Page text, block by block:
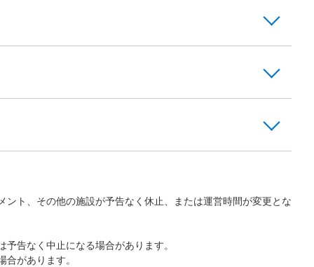
ト、その他の施設が予告なく休止、または運営時間が変更とな
告なく中止になる場合があります。
があります。